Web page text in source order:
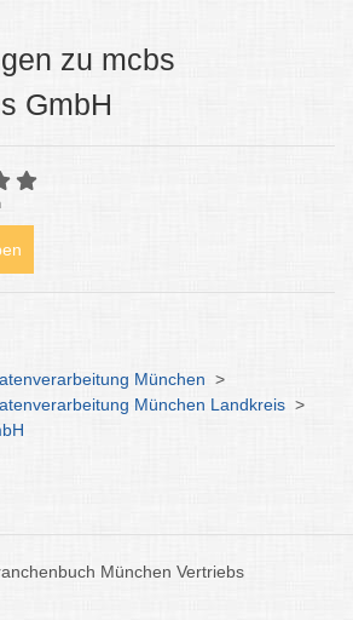
zu mcbs
GmbH
München >
München Landkreis >
München Vertriebs